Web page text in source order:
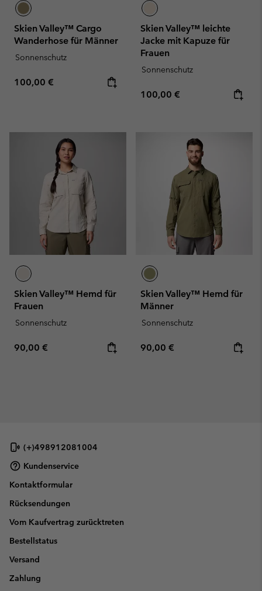
Skien Valley™ Cargo
Wanderhose für Männer
Sonnenschutz
Regular price:
100,00 €
Skien Valley™ leichte
Jacke mit Kapuze für
Frauen
Sonnenschutz
Regular price:
100,00 €
Skien Valley™ Hemd für
Frauen
Sonnenschutz
Regular price:
90,00 €
Skien Valley™ Hemd für
Männer
Sonnenschutz
Regular price:
90,00 €
(+)498912081004
Kundenservice
Kontaktformular
Rücksendungen
Vom Kaufvertrag zurücktreten
Bestellstatus
Versand
Zahlung